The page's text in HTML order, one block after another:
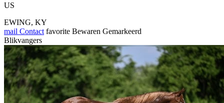
US
EWING, KY
mail Contact favorite Bewaren Gemarkeerd
Blikvangers